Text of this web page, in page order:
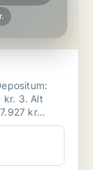
kr. 3. Alt
kr Husleje: 17.927 kr...